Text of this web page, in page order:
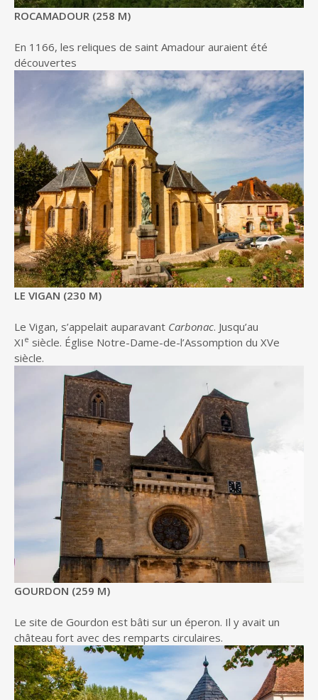
ROCAMADOUR (258 M)
En 1166, les reliques de saint Amadour auraient été
découvertes
LE VIGAN (230 M)
Le Vigan, s’appelait auparavant Carbonac. Jusqu’au
XI e siècle. Église Notre-Dame-de-l’Assomption du XVe
siècle.
GOURDON (259 M)
Le site de Gourdon est bâti sur un éperon. Il y avait un
château fort avec des remparts circulaires.